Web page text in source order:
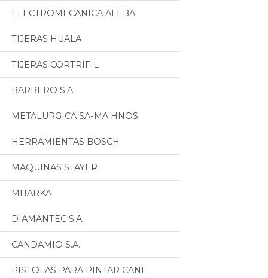
ELECTROMECANICA ALEBA
TIJERAS HUALA
TIJERAS CORTRIFIL
BARBERO S.A.
METALURGICA SA-MA HNOS
HERRAMIENTAS BOSCH
MAQUINAS STAYER
MHARKA
DIAMANTEC S.A.
CANDAMIO S.A.
PISTOLAS PARA PINTAR CANE